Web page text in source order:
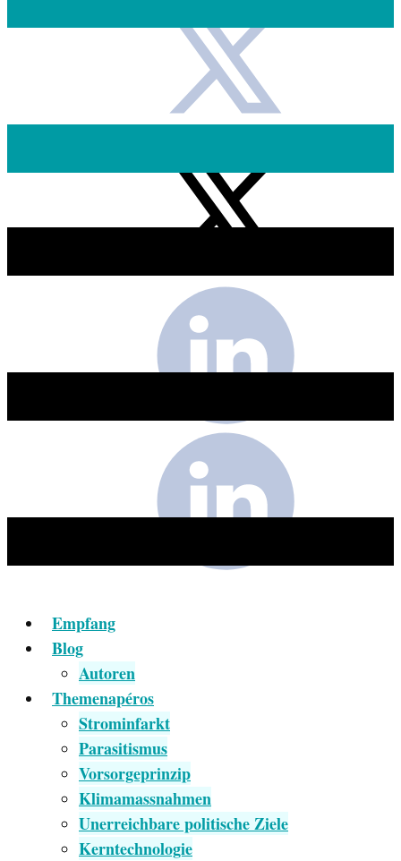
Empfang
Blog
Autoren
Themenapéros
Strominfarkt
Parasitismus
Vorsorgeprinzip
Klimamassnahmen
Unerreichbare politische Ziele
Kerntechnologie